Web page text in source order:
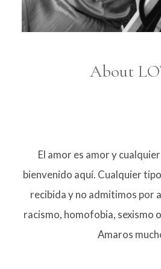
About
El amor es amor y
bienvenido aquí. Cualquier
recibida y no admitimos por
racismo, homofobia, sexismo
Amaros